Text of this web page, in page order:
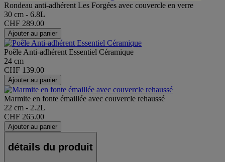
Rondeau anti-adhérent Les Forgées avec couvercle en verre
30 cm - 6.8L
CHF 289.00
Ajouter au panier
Poêle Anti-adhérent Essentiel Céramique
24 cm
CHF 139.00
Ajouter au panier
Marmite en fonte émaillée avec couvercle rehaussé
22 cm - 2.2L
CHF 265.00
Ajouter au panier
détails du produit